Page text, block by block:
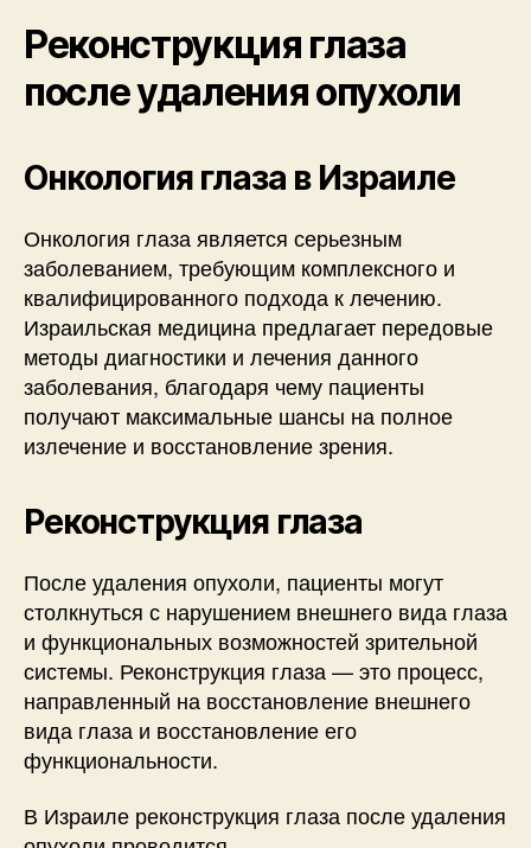
Реконструкция глаза
после удаления опухоли
Онкология глаза в Израиле
Онкология глаза является серьезным
заболеванием, требующим комплексного и
квалифицированного подхода к лечению.
Израильская медицина предлагает передовые
методы диагностики и лечения данного
заболевания, благодаря чему пациенты
получают максимальные шансы на полное
излечение и восстановление зрения.
Реконструкция глаза
После удаления опухоли, пациенты могут
столкнуться с нарушением внешнего вида глаза
и функциональных возможностей зрительной
системы. Реконструкция глаза — это процесс,
направленный на восстановление внешнего
вида глаза и восстановление его
функциональности.
В Израиле реконструкция глаза после удаления